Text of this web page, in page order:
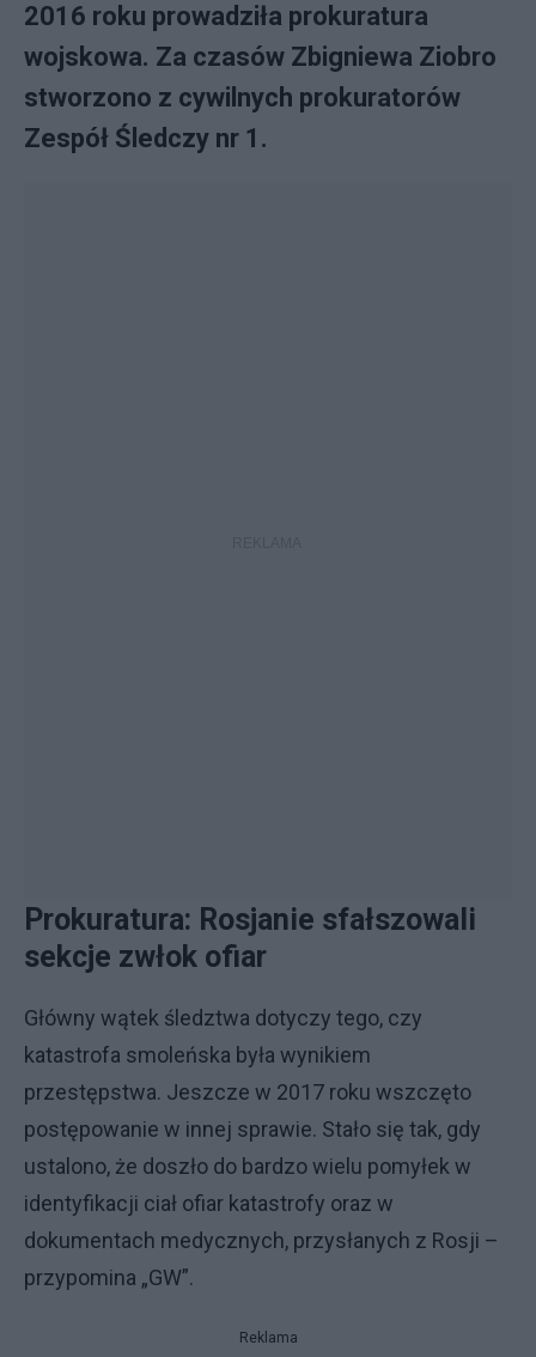
2016 roku prowadziła prokuratura
wojskowa. Za czasów Zbigniewa Ziobro
stworzono z cywilnych prokuratorów
Zespół Śledczy nr 1.
Prokuratura: Rosjanie sfałszowali
sekcje zwłok ofiar
Główny wątek śledztwa dotyczy tego, czy
katastrofa smoleńska była wynikiem
przestępstwa. Jeszcze w 2017 roku wszczęto
postępowanie w innej sprawie. Stało się tak, gdy
ustalono, że doszło do bardzo wielu pomyłek w
identyfikacji ciał ofiar katastrofy oraz w
dokumentach medycznych, przysłanych z Rosji –
przypomina „GW”.
Reklama